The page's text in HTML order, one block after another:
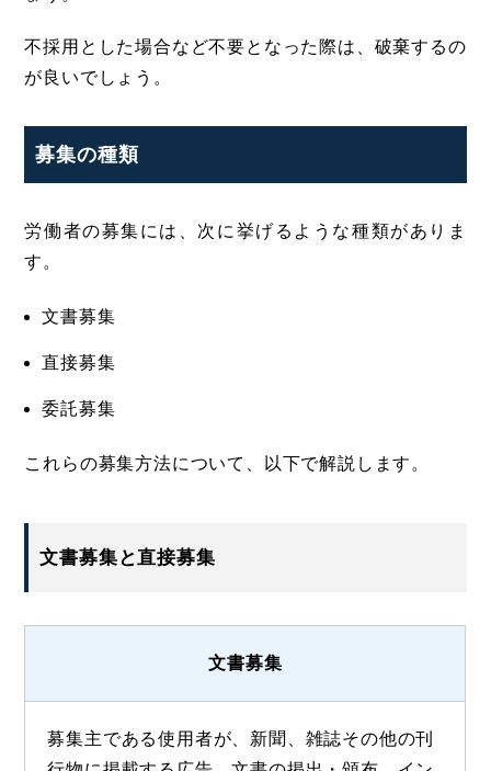
不採用とした場合など不要となった際は、破棄するの
が良いでしょう。
募集の種類
労働者の募集には、次に挙げるような種類がありま
す。
文書募集
直接募集
委託募集
これらの募集方法について、以下で解説します。
文書募集と直接募集
文書募集
募集主である使用者が、新聞、雑誌その他の刊